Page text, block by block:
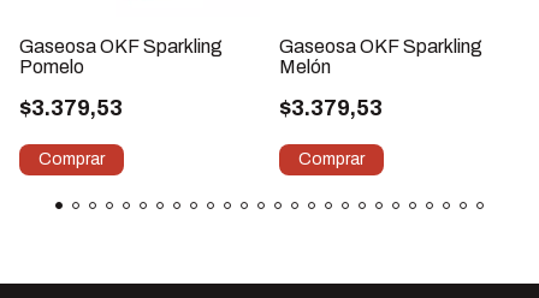
Gaseosa OKF Sparkling
Pomelo
$3.379,53
Gaseosa OKF Sparkling
Melón
$3.379,53